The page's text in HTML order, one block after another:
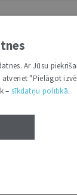
Ar Jūsu
"Pielāgot
– sīkdatņu politikā.